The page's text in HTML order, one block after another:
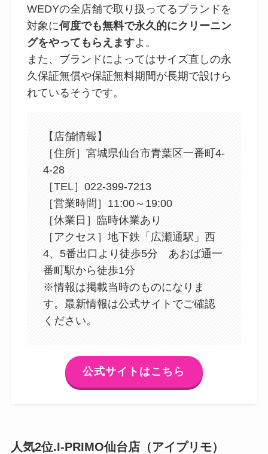
WEDYの全店舗で取り扱ってるブランドを
対象に何度でも無料で永久的にクリーニン
グをやってもらえますよ。
また、ブランドによってはサイズ直しの永
久保証無償や保証無料期間が長期で設けら
れているそうです。
【店舗情報】
［住所］宮城県仙台市青葉区一番町4-
4-28
［TEL］022-399-7213
［営業時間］11:00～19:00
［休業日］臨時休業あり
［アクセス］地下鉄「広瀬通駅」西
4、5番出口より徒歩5分 あおば通一
番町駅から徒歩1分
※情報は掲載当時のものになりま
す。最新情報は公式サイトでご確認
ください。
公式サイトはこちら
人気2位.I-PRIMO仙台店（アイプリモ）